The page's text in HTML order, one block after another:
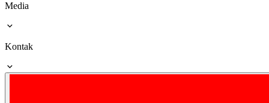
Media
Kontak